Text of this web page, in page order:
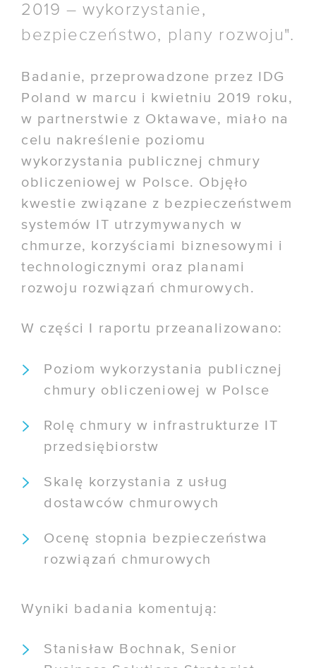
/ Managed Kubernetes
/ Status usług
/ API usług chmurowych
KALKULATOR CHMURY
POMOC
/ Baza wiedzy
/ Dokumentacja API
/ Obsługa klienta
/ Przewodnik po Kubernetesie
2019 – wykorzystanie,
bezpieczeństwo, plany rozwoju".
Badanie, przeprowadzone przez IDG
Poland w marcu i kwietniu 2019 roku,
w partnerstwie z Oktawave, miało na
celu nakreślenie poziomu
wykorzystania publicznej chmury
obliczeniowej w Polsce. Objęło
kwestie związane z bezpieczeństwem
systemów IT utrzymywanych w
chmurze, korzyściami biznesowymi i
technologicznymi oraz planami
rozwoju rozwiązań chmurowych.
W części I raportu przeanalizowano:
Poziom wykorzystania publicznej
chmury obliczeniowej w Polsce
Rolę chmury w infrastrukturze IT
przedsiębiorstw
Skalę korzystania z usług
dostawców chmurowych
Ocenę stopnia bezpieczeństwa
rozwiązań chmurowych
Wyniki badania komentują:
Stanisław Bochnak, Senior